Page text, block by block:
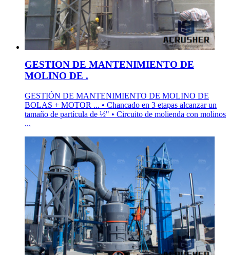
GESTION DE MANTENIMIENTO DE
MOLINO DE .
GESTIÓN DE MANTENIMIENTO DE MOLINO DE
BOLAS + MOTOR ... • Chancado en 3 etapas alcanzar un
tamaño de partícula de ½" • Circuito de molienda con molinos
...